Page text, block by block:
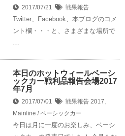
2017/07/21 戦果報告
Twitter、Facebook、本ブログのコメ
ント欄・・・と、さまざまな場所で
本日のホットウィールベーシ
ックカー戦利品報告会場2017
年7月
2017/07/01 戦果報告 2017,
Mainline / ベーシックカー
今日は月に一度のお楽しみ、ベーシ